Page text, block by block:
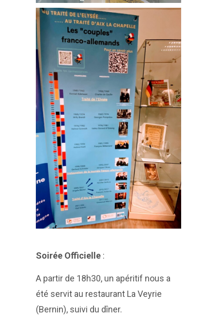
Soirée Officielle :
A partir de 18h30, un apéritif nous a
été servit au restaurant La Veyrie
(Bernin), suivi du dîner.